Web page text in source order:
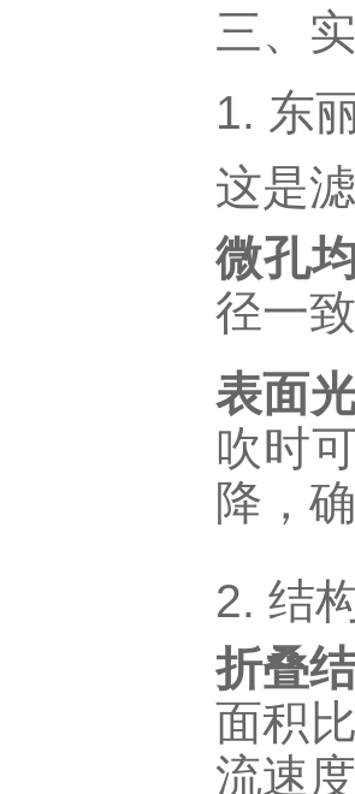
三、
1. 东
这是
微孔
径一
表面
吹时
降，
2. 结
折叠
面积
流速